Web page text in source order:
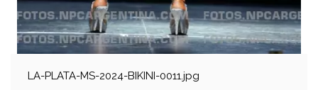
LA-PLATA-MS-2024-BIKINI-0011.jpg